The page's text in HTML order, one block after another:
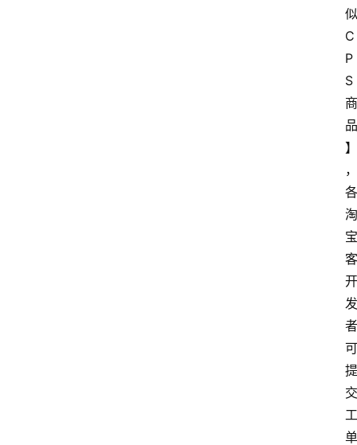
似
C
P
S
商
品
】
，
各
淘
宝
客
开
发
者
可
提
交
工
单